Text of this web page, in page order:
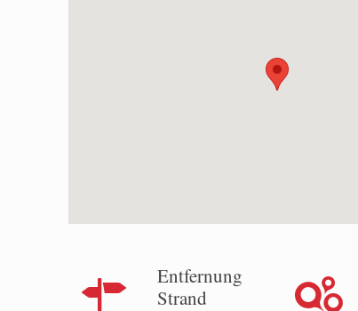
Entfernung
Strand